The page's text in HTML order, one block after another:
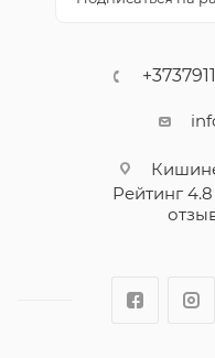
Рейтинг 4.8